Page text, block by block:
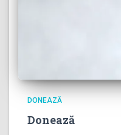
DONEAZĂ
Donează